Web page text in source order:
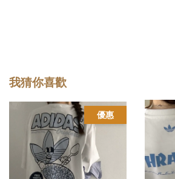
我猜你喜歡
優惠